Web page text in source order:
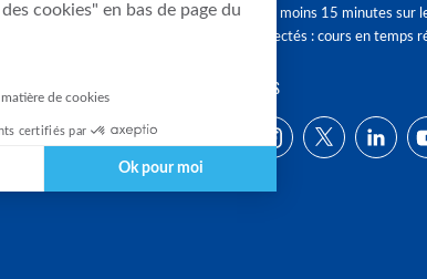
différés d'au moins 15 minutes sur
clients connectés : cours en temps
SUIVEZ-NOUS
cookies" en bas de page du
de cookies
certifiés par
Ok pour moi
d'adapter et de gérer vos paramètres de